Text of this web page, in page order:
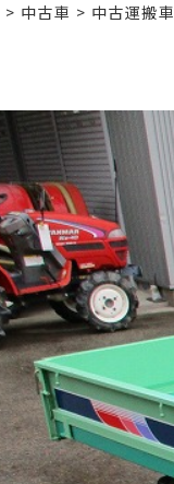
> 中古車 > 中古運搬車